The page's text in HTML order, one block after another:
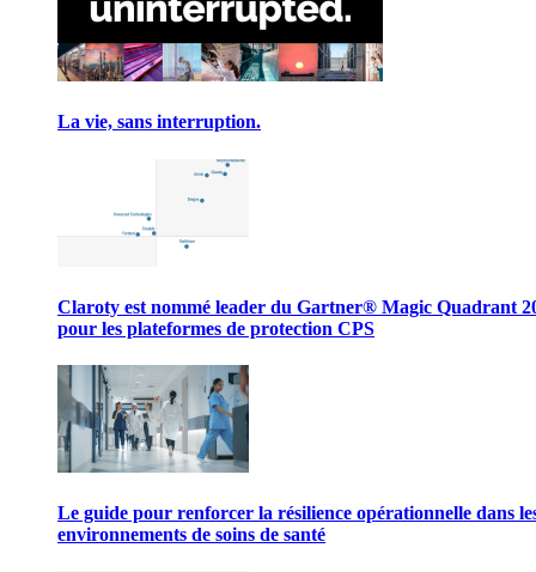
La vie, sans interruption.
Claroty est nommé leader du Gartner® Magic Quadrant
pour les plateformes de protection CPS
Le guide pour renforcer la résilience opérationnelle dans
environnements de soins de santé